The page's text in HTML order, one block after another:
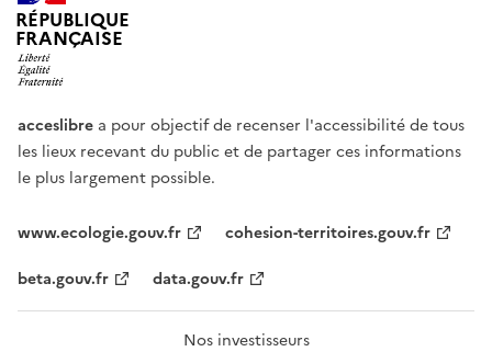
RÉPUBLIQUE
FRANÇAISE
acceslibre a pour objectif de recenser l'accessibilité de tous
les lieux recevant du public et de partager ces informations
le plus largement possible.
www.ecologie.gouv.fr
cohesion-territoires.gouv.fr
beta.gouv.fr
data.gouv.fr
Nos investisseurs